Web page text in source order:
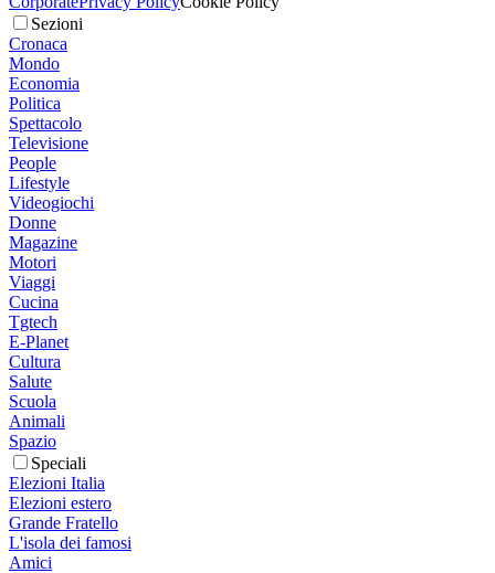
Sezioni
Cronaca
Mondo
Economia
Politica
Spettacolo
Televisione
People
Lifestyle
Videogiochi
Donne
Magazine
Motori
Viaggi
Cucina
Tgtech
E-Planet
Cultura
Salute
Scuola
Animali
Spazio
Speciali
Elezioni Italia
Elezioni estero
Grande Fratello
L'isola dei famosi
Amici